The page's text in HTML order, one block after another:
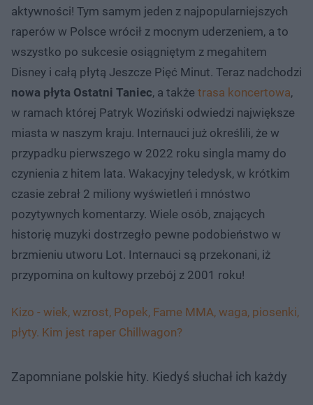
aktywności! Tym samym jeden z najpopularniejszych
raperów w Polsce wrócił z mocnym uderzeniem, a to
wszystko po sukcesie osiągniętym z megahitem
Disney i całą płytą Jeszcze Pięć Minut. Teraz nadchodzi
nowa płyta Ostatni Taniec, a także trasa koncertowa,
w ramach której Patryk Woziński odwiedzi największe
miasta w naszym kraju. Internauci już określili, że w
przypadku pierwszego w 2022 roku singla mamy do
czynienia z hitem lata. Wakacyjny teledysk, w krótkim
czasie zebrał 2 miliony wyświetleń i mnóstwo
pozytywnych komentarzy. Wiele osób, znających
historię muzyki dostrzegło pewne podobieństwo w
brzmieniu utworu Lot. Internauci są przekonani, iż
przypomina on kultowy przebój z 2001 roku!
Kizo - wiek, wzrost, Popek, Fame MMA, waga, piosenki,
płyty. Kim jest raper Chillwagon?
Zapomniane polskie hity. Kiedyś słuchał ich każdy